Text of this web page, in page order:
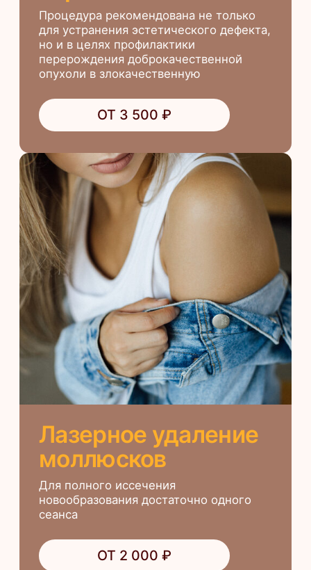
ОТ 3 100 ₽
Лазерное удаление
себорейного
кератоза
Превосходит по действенности другие
методики, так как гарантирует
отсутствие рецидивов и избавляет
пациента от косметического дефекта
ОТ 8 500 ₽